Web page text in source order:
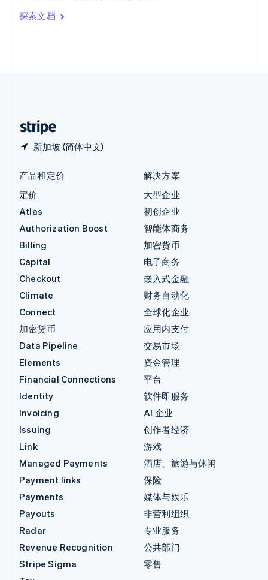
探索文档
新加坡 (简体中文)
印度
English
产品和定价
定价
Atlas
Authorization Boost
Billing
Capital
Checkout
Climate
Connect
加密货币
Data Pipeline
Elements
Financial Connections
Identity
Invoicing
Issuing
Link
Managed Payments
Payment links
Payments
Payouts
Radar
Revenue Recognition
Stripe Sigma
解决方案
大型企业
初创企业
智能体商务
加密货币
电子商务
嵌入式金融
财务自动化
全球化企业
应用内支付
交易市场
资金管理
平台
软件即服务
AI 企业
创作者经济
游戏
酒店、旅游与休闲
保险
媒体与娱乐
非营利组织
专业服务
公共部门
零售